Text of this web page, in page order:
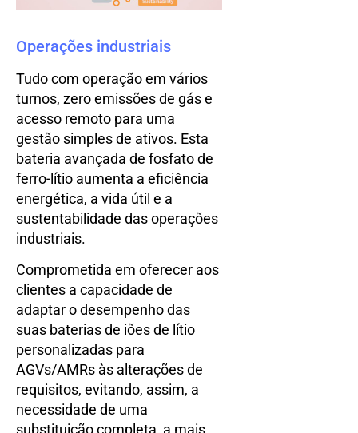
Operações industriais
Tudo com operação em vários
turnos, zero emissões de gás e
acesso remoto para uma
gestão simples de ativos. Esta
bateria avançada de fosfato de
ferro-lítio aumenta a eficiência
energética, a vida útil e a
sustentabilidade das operações
industriais.
Comprometida em oferecer aos
clientes a capacidade de
adaptar o desempenho das
suas baterias de iões de lítio
personalizadas para
AGVs/AMRs às alterações de
requisitos, evitando, assim, a
necessidade de uma
substituição completa, a mais